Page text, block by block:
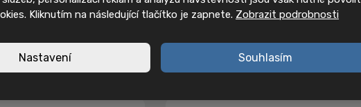
E-mail *
Kliknutím na následující tlačítko je zapnete. Zobrazit podrobnosti
Nastavení Souhlasím